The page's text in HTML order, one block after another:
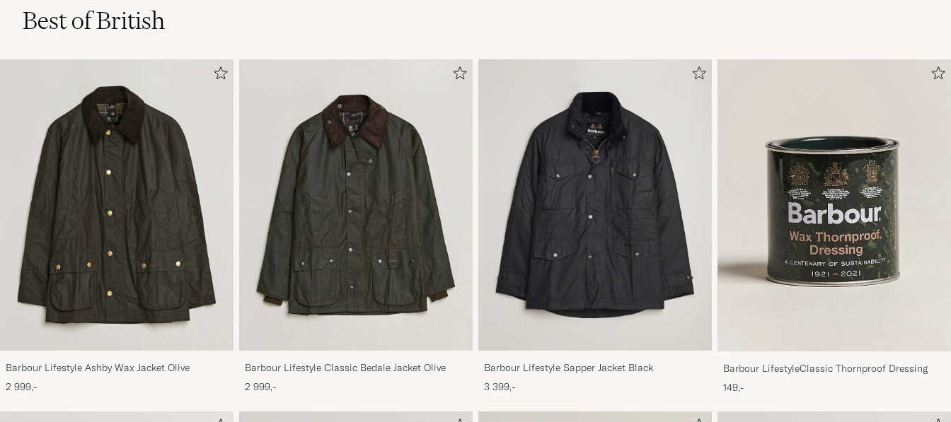
Best of British
Barbour Lifestyle Ashby Wax Jacket Olive
2 999,-
Barbour Lifestyle Classic Bedale Jacket Olive
2 999,-
Barbour Lifestyle Sapper Jacket Black
3 399,-
Barbour LifestyleClassic Thornproof Dressing
149,-